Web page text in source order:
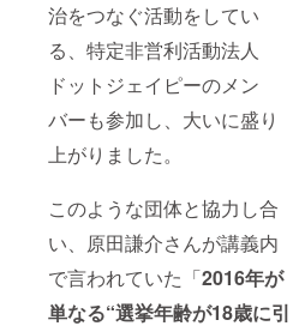
治をつなぐ活動をしてい
る、特定非営利活動法人
ドットジェイピーのメン
バーも参加し、大いに盛り
上がりました。
このような団体と協力し合
い、原田謙介さんが講義内
で言われていた「2016年が
単なる“選挙年齢が18歳に引